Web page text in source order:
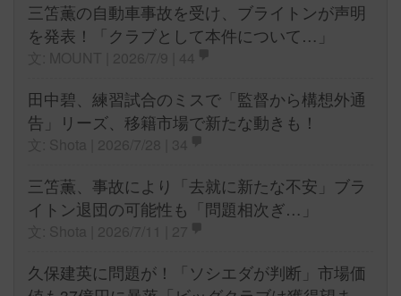
三笘薫の自動車事故を受け、ブライトンが声明
を発表！「クラブとして本件について…」
田中碧、練習試合のミスで「監督から構想外通
告」リーズ、移籍市場で新たな動きも！
三笘薫、事故により「去就に新たな不安」ブラ
イトン退団の可能性も「問題相次ぎ…」
久保建英に問題が！「ソシエダが判断」市場価